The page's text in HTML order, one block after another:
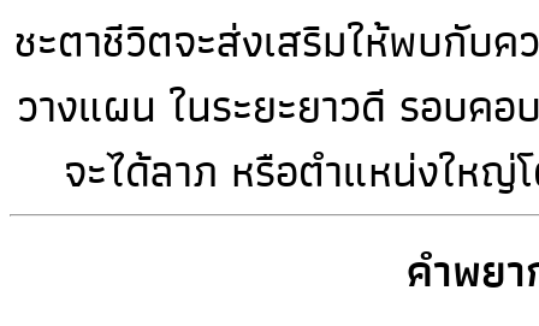
ชะตาชีวิตจะส่งเสริมให้พบกับค
วางแผน ในระยะยาวดี รอบค
จะได้ลาภ หรือตำแหน่งใหญ่
คำพย